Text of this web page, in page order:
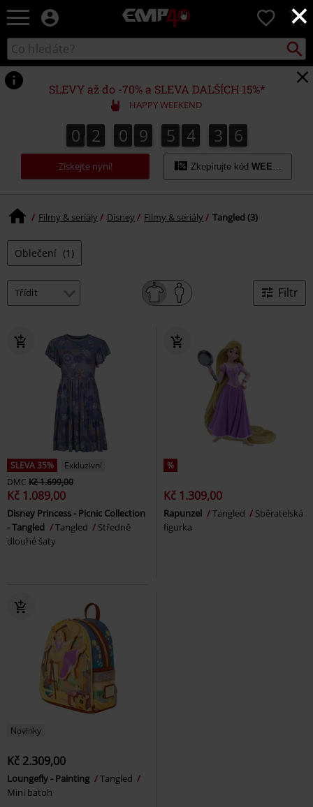
×
EMP
Hudba,
filmy
&
seriály,
Merch
pro
hráče,
Alternativní
móda
0
Katalog
vyhledávání
SLEVY až do -70% a SLEVA DALŠÍCH 15%*
HAPPY WEEKEND
0
0 2
2 0
0 9
9 5
5 4
4 3
4
3 5
6
5
7
6
Získejte nyní! Zkopírujte kód WEEKEND
Filmy & seriály Disney Filmy & seriály Tangled (3)
Oblečení (1)
Filtr
SLEVA 35%
Exkluzivní
DMC Kč 1.699,00
Kč 1.089,00
Disney Princess - Picnic Collection
- Tangled
Tangled
Středně
dlouhé šaty
%
Kč 1.309,00
Rapunzel Tangled
Sběratelská
figurka
Novinky
Kč 2.309,00
Loungefly - Painting
Tangled
Mini batoh